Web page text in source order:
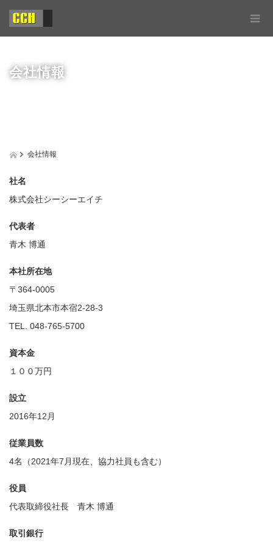
会社情報
会社情報
社名
株式会社シーシーエイチ
代表者
青木 博通
本社所在地
〒364-0005
埼玉県北本市本宿2-28-3
TEL. 048-765-5700
資本金
１００万円
設立
2016年12月
従業員数
4名（2021年7月現在、協力社員も含む）
役員
代表取締役社長 青木 博通
取引銀行